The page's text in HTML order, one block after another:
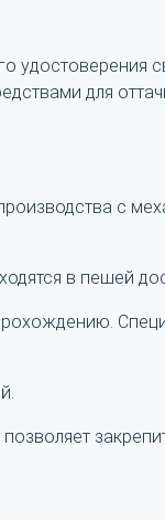
удостоверения
для
с
в пешей